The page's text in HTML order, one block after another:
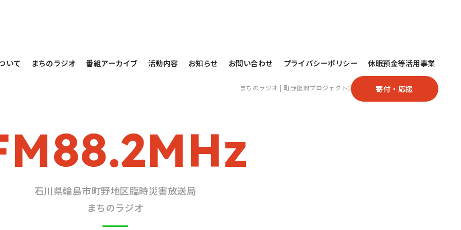
いて まちのラジオ 番組アーカイブ 活動内容 お知らせ お問い合わせ プライバシーポリシー 休眠預金等活用事業
寄付・応援
まちのラジオ | 町野復興プロジェクト実行委員会>まちのラジオ
石川県輪島市町野地区臨時災害放送局
まちのラジオ